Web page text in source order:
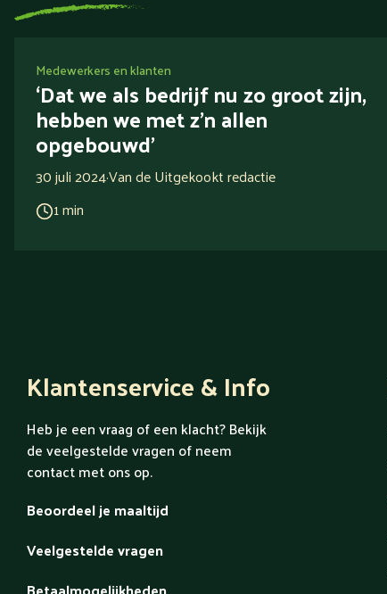
Medewerkers en klanten
‘Dat we als bedrijf nu zo groot zijn,
hebben we met z’n allen
opgebouwd’
30 juli 2024·Van de Uitgekookt redactie
1 min
Klantenservice & Info
Heb je een vraag of een klacht? Bekijk
de veelgestelde vragen of neem
contact met ons op.
Beoordeel je maaltijd
Veelgestelde vragen